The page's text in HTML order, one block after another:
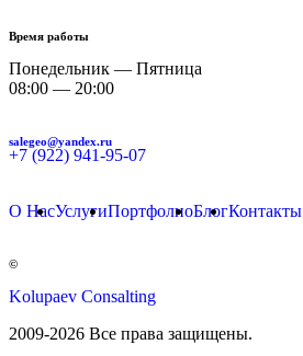
Время работы
Понедельник — Пятница
08:00 — 20:00
salegeo@yandex.ru
+7 (922) 941-95-07
О НасУслугиПортфолиоБлогКонтакты
©
Kolupaev Consalting
2009-2026 Все права защищены.